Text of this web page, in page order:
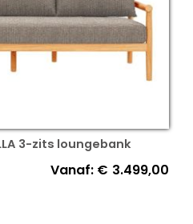
3-zits loungebank
Vanaf: € 3.499,00